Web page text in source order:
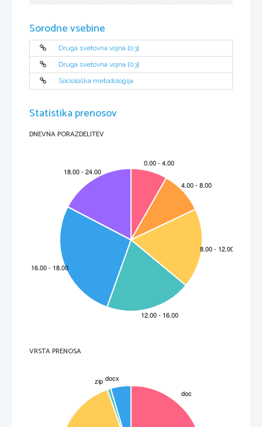
Sorodne vsebine
Druga svetovna vojna [03]
Druga svetovna vojna [03]
Sociološka metodologija
Statistika prenosov
DNEVNA PORAZDELITEV
VRSTA PRENOSA